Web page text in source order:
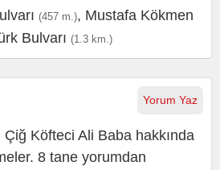
(457 m.), Mustafa Kökmen
Bulvarı (1.3 km.)
Yorum Yaz
Çiğ Köfteci Ali Baba hakkında
8 tane yorumdan